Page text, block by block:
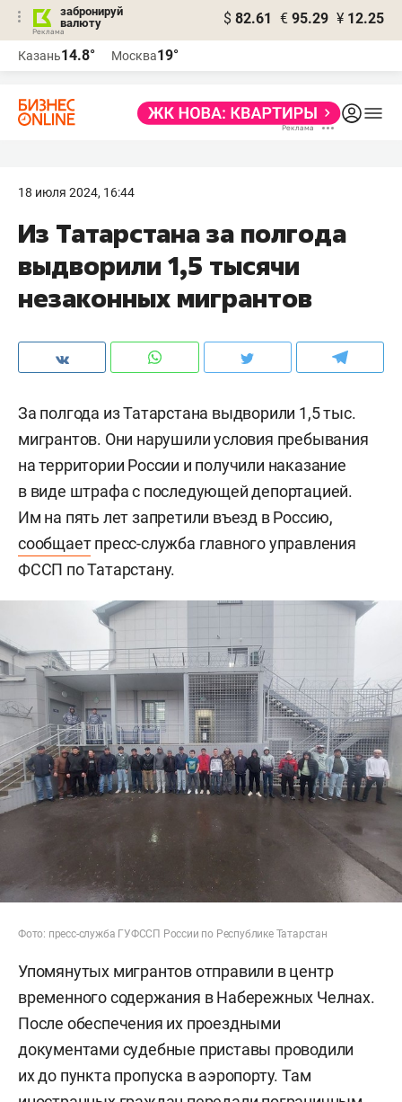
забронируй
валюту
$ 82.61 € 95.29 ¥ 12.25
Казань14.8° Москва19°
18 июля 2024, 16:44
Из Татарстана за полгода
выдворили 1,5 тысячи
незаконных мигрантов
За полгода из Татарстана выдворили 1,5 тыс.
мигрантов. Они нарушили условия пребывания
на территории России и получили наказание
в виде штрафа с последующей депортацией.
Им на пять лет запретили въезд в Россию,
сообщаетпресс-служба главного управления
ФССП по Татарстану.
Фото: пресс-служба ГУФССП России по Республике Татарстан
Упомянутых мигрантов отправили в центр
временного содержания в Набережных Челнах.
После обеспечения их проездными
документами судебные приставы проводили
их до пункта пропуска в аэропорту. Там